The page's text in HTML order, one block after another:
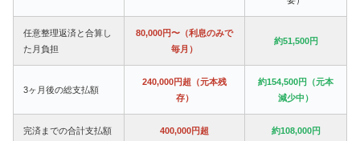
任意整理返済と合算し
た月負担
80,000円〜（利息のみで
毎月）
約51,500円
3ヶ月後の総支払額
240,000円超（元本残
存）
約154,500円（元本
減少中）
完済までの合計支払額 400,000円超 約108,000円